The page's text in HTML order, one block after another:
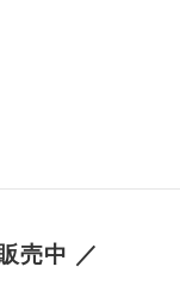
売中 ／